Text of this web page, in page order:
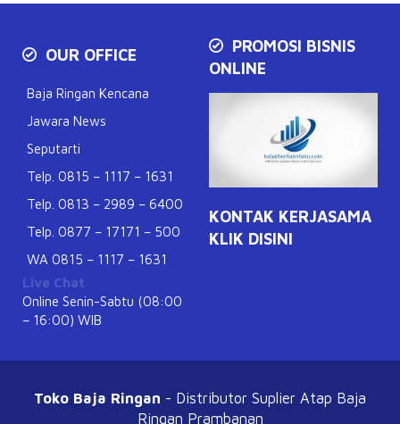
OUR OFFICE
Baja Ringan Kencana
Jawara News
Seputarti
Telp. 0815 – 1117 – 1631
Telp. 0813 – 2989 – 6400
Telp. 0877 – 17171 – 500
WA 0815 – 1117 – 1631
Live Chat
Online Senin-Sabtu (08:00
– 16:00) WIB
PROMOSI BISNIS
ONLINE
KONTAK KERJASAMA
KLIK DISINI
Toko Baja Ringan - Distributor Suplier Atap Baja
Ringan Prambanan